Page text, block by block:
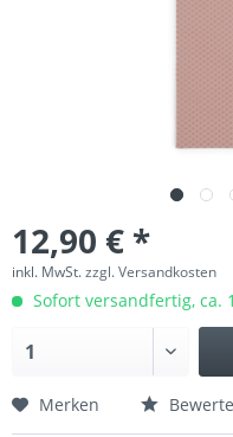
12,90 € *
inkl. MwSt.zzgl. Versandkosten
Sofort versandfertig, ca.
Merken